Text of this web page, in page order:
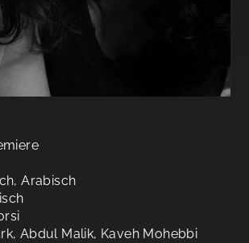
Arabisch
Abdul Malik, Kaveh Mohebbi